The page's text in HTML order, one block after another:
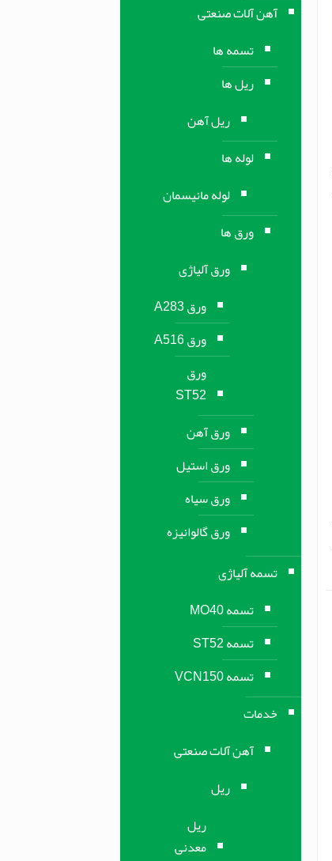
آهن آلات صنعتی
تسمه ها
ریل ها
ریل آهن
لوله ها
لوله مانیسمان
ورق ها
ورق آلیاژی
ورق A283
ورق A516
ورق
ST52
ورق آهن
ورق استیل
ورق سیاه
ورق گالوانیزه
تسمه آلیاژی
تسمه MO40
تسمه ST52
تسمه VCN150
خدمات
آهن آلات صنعتی
ریل
ریل
معدنی